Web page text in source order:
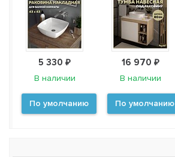
5 330 ₽
В наличии
По умолчанию
16 970 ₽
В наличии
По умолчанию